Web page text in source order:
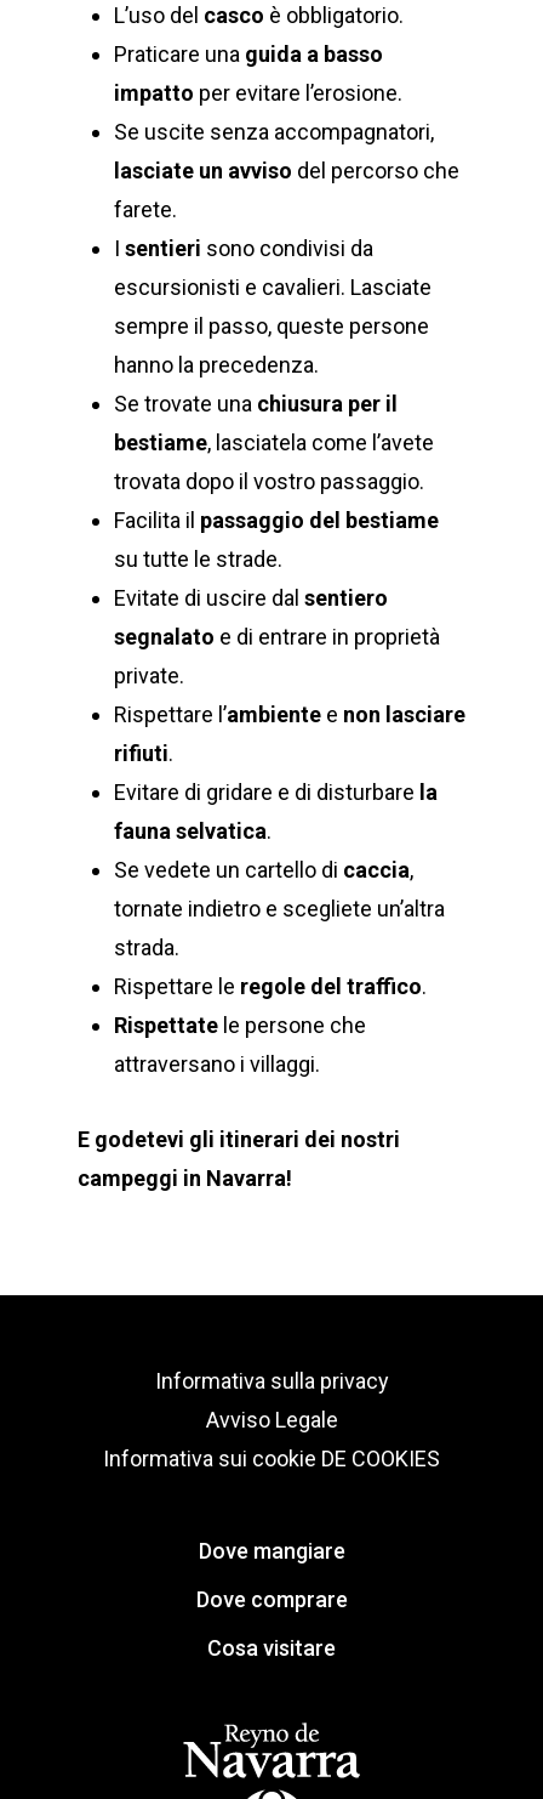
L’uso del casco è obbligatorio.
Praticare una guida a basso
impatto per evitare l’erosione.
Se uscite senza accompagnatori,
lasciate un avviso del percorso che
farete.
I sentieri sono condivisi da
escursionisti e cavalieri. Lasciate
sempre il passo, queste persone
hanno la precedenza.
Se trovate una chiusura per il
bestiame, lasciatela come l’avete
trovata dopo il vostro passaggio.
Facilita il passaggio del bestiame
su tutte le strade.
Evitate di uscire dal sentiero
segnalato e di entrare in proprietà
private.
Rispettare l’ambiente e non lasciare
rifiuti.
Evitare di gridare e di disturbare la
fauna selvatica.
Se vedete un cartello di caccia,
tornate indietro e scegliete un’altra
strada.
Rispettare le regole del traffico.
Rispettate le persone che
attraversano i villaggi.
E godetevi gli itinerari dei nostri
campeggi in Navarra!
Informativa sulla privacy
Avviso Legale
Informativa sui cookie DE COOKIES
Dove mangiare
Dove comprare
Cosa visitare